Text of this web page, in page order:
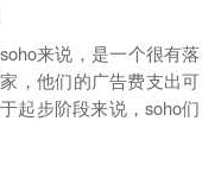
来说，是一个很有落
，他们的广告费支出可
起步阶段来说，soho们